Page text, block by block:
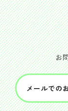
お
メールでの